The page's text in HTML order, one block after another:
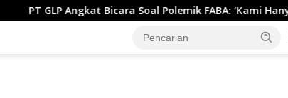
Bicara Soal Polemik FABA: ‘Kami Hanya Penuhi